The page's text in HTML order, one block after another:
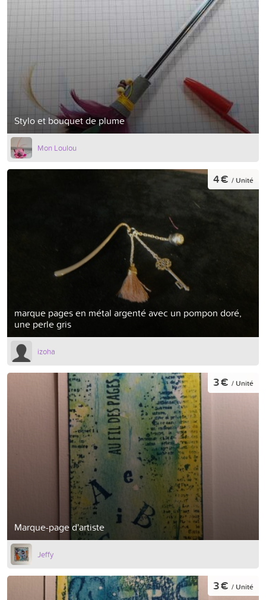
Stylo et bouquet de plume
Mon Loulou
marque pages en métal argenté avec un pompon doré,
une perle gris
4 € / Unité
izoha
Marque-page d'artiste
3 € / Unité
Jeffy
3 € / Unité